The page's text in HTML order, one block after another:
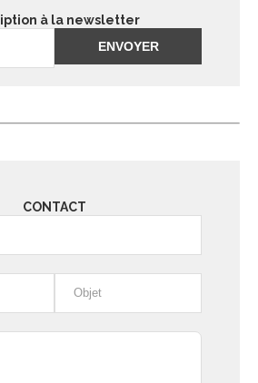
à la newsletter
CONTACT